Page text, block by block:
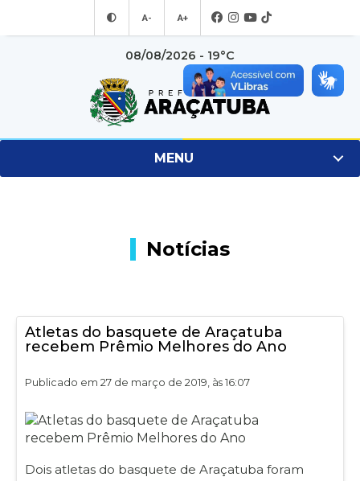
A- A+
08/08/2026 - 19°C
MENU
Notícias
Atletas do basquete de Araçatuba
recebem Prêmio Melhores do Ano
Publicado em 27 de março de 2019, às 16:07
Dois atletas do basquete de Araçatuba foram